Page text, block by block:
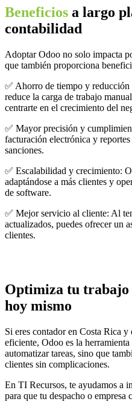
Beneficios a largo
contabilidad
Adoptar Odoo no solo impacta
que también proporciona
✅ Ahorro de tiempo y reducción
reduce la carga de trabajo
centrarte en el crecimiento del
✅ Mayor precisión y
facturación electrónica y
sanciones.
✅ Escalabilidad y crecimiento:
adaptándose a más clientes y
de software.
✅ Mejor servicio al cliente: Al
actualizados, puedes ofrecer un
clientes.
Optimiza tu trabajo
hoy mismo
Si eres contador en Costa Rica y
eficiente, Odoo es la
automatizar tareas, sino que
clientes sin complicaciones.
En TI Recursos, te ayudamos a
para que tu despacho o